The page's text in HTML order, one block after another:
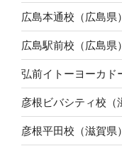
広島本通校（広島県）
広島駅前校（広島県）
弘前イトーヨーカド
彦根ビバシティ校（
彦根平田校（滋賀県）